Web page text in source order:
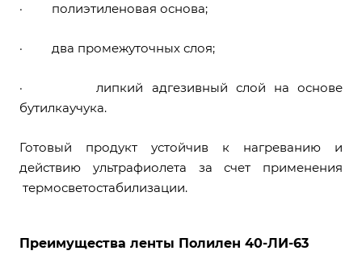
· полиэтиленовая основа;
· два промежуточных слоя;
· липкий адгезивный слой на основе
бутилкаучука.
Готовый продукт устойчив к нагреванию и
действию ультрафиолета за счет применения
термосветостабилизации.
Преимущества ленты Полилен 40-ЛИ-63